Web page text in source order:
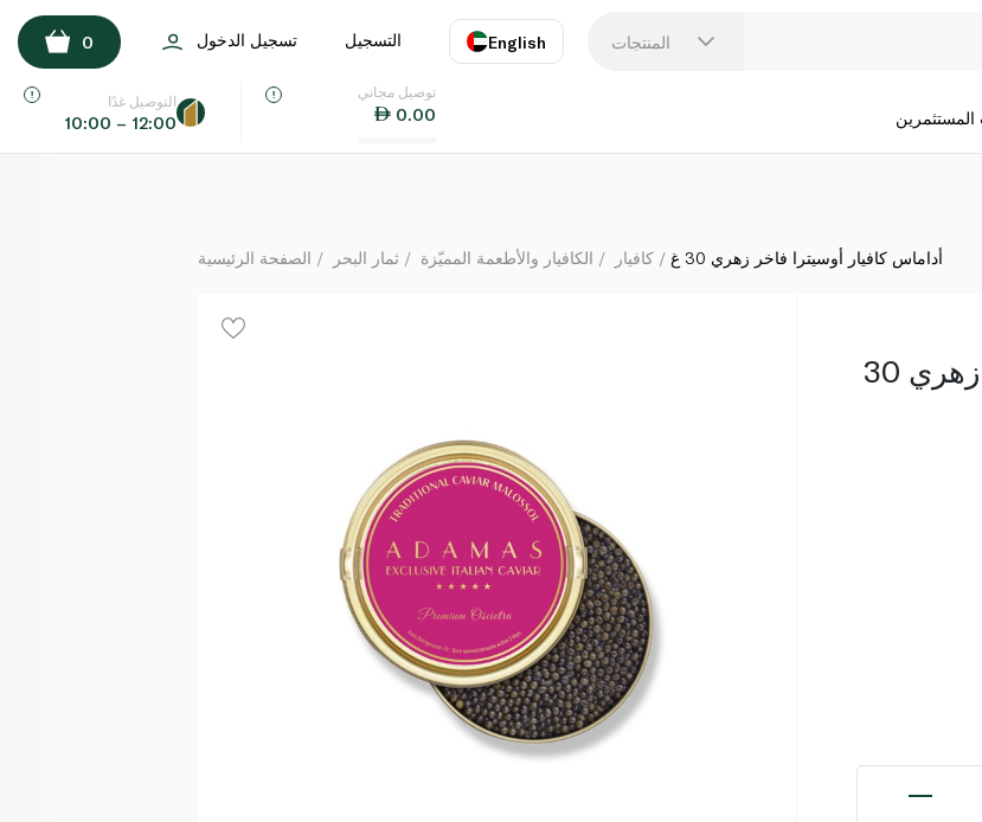
المنتجات English
اللغة
التسجيل تسجيل الدخول 0
المستثمرين
توصيل مجاني
0.00
التوصيل غدًا
10:00 – 12:00
الصفحة الرئيسية ثمار البحر الكافيار والأطعمة المميّزة كافيار أداماس كافيار أوسيترا فاخر زهري 30 غ
أداماس كافيار أوسيترا فاخر زهري 30